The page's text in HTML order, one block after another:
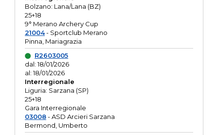
Bolzano: Lana/Lana (BZ)
25+18
9° Merano Archery Cup
21004- Sportclub Merano
Pinna, Mariagrazia
R2603005
dal: 18/01/2026
al: 18/01/2026
Interregionale
Liguria: Sarzana (SP)
25+18
Gara Interregionale
03008- ASD Arcieri Sarzana
Bermond, Umberto